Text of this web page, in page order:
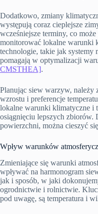
Dodatkowo, zmiany
występują coraz cieplejsze
wcześniejsze terminy, co
monitorować lokalne warunki
technologie, takie jak
pomagają w optymalizacji
CMSTHEA].
Planując siew warzyw, należy
wzrostu i preferencje
lokalne warunki klimatyczne i
osiągnięciu lepszych zbiorów.
powierzchni, można cieszyć
Wpływ warunków
Zmieniające się warunki
wpływać na harmonogram
jak i sposób, w jaki
ogrodnictwie i rolnictwie.
pod uwagę, są temperatura i